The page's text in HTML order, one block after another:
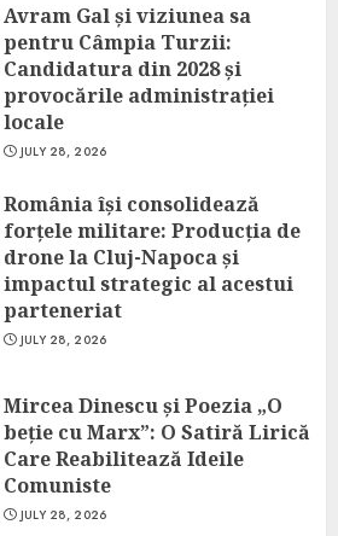
Avram Gal și viziunea sa
pentru Câmpia Turzii:
Candidatura din 2028 și
provocările administrației
locale
JULY 28, 2026
România își consolidează
forțele militare: Producția de
drone la Cluj-Napoca și
impactul strategic al acestui
parteneriat
JULY 28, 2026
Mircea Dinescu și Poezia „O
beție cu Marx”: O Satiră Lirică
Care Reabilitează Ideile
Comuniste
JULY 28, 2026